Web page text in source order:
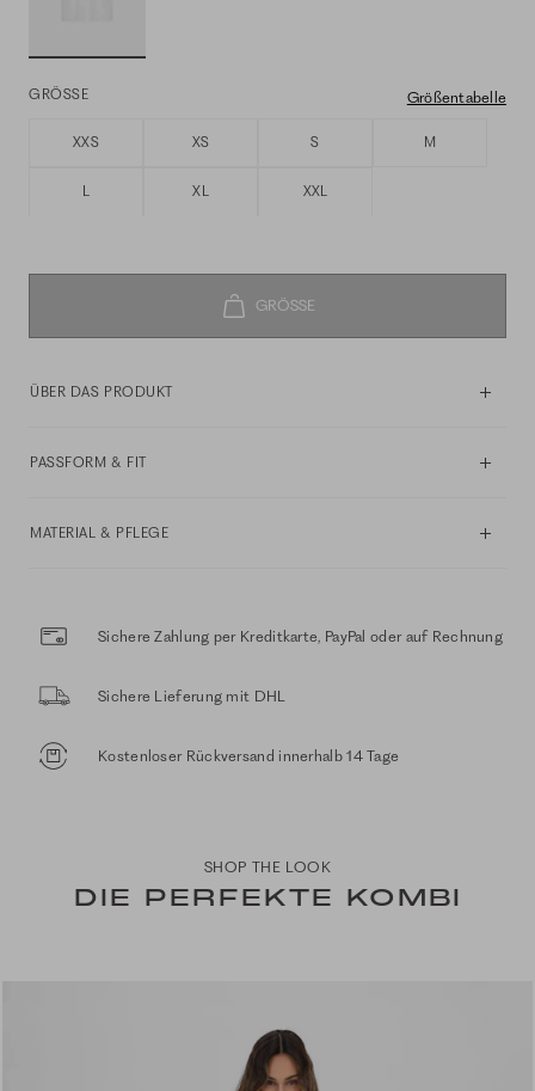
GRÖSSE Größentabelle
XXS XS S M
L XL XXL
ÜBER DAS PRODUKT
PASSFORM & FIT
MATERIAL & PFLEGE
Sichere Zahlung per Kreditkarte, PayPal oder auf Rechnung
Sichere Lieferung mit DHL
Kostenloser Rückversand innerhalb 14 Tage
SHOP THE LOOK
DIE PERFEKTE KOMBI